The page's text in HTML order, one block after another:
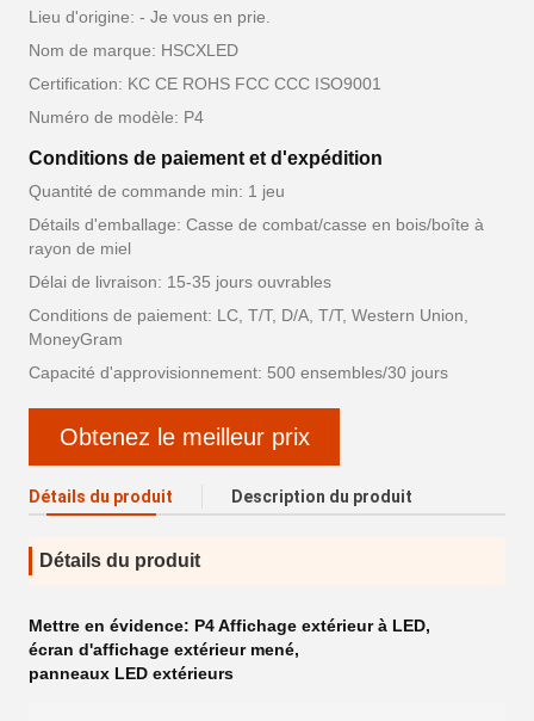
Lieu d'origine: - Je vous en prie.
Nom de marque: HSCXLED
Certification: KC CE ROHS FCC CCC ISO9001
Numéro de modèle: P4
Conditions de paiement et d'expédition
Quantité de commande min: 1 jeu
Détails d'emballage: Casse de combat/casse en bois/boîte à
rayon de miel
Délai de livraison: 15-35 jours ouvrables
Conditions de paiement: LC, T/T, D/A, T/T, Western Union,
MoneyGram
Capacité d'approvisionnement: 500 ensembles/30 jours
Obtenez le meilleur prix
Détails du produit Description du produit
Détails du produit
Mettre en évidence: P4 Affichage extérieur à LED,
écran d'affichage extérieur mené,
panneaux LED extérieurs